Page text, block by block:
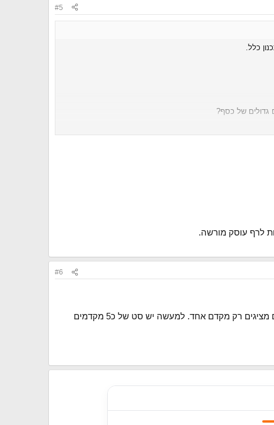
#5
כלל.
גדולים של כסף?
כדי להשקיע מחשבה במטרות (הלא פיננסיות) אליהן תרצו
לרף עוסק מורשה.
#6
רוב הסיכוי שתבחר ב60 אחוז לאלמנה ואז המקדם הרבה יותר גרוע. לא מראים זאת בדוחות השנתיים .. הם מציגים רק מקדם אחד. למעשה יש סט של כ5 מקדמים